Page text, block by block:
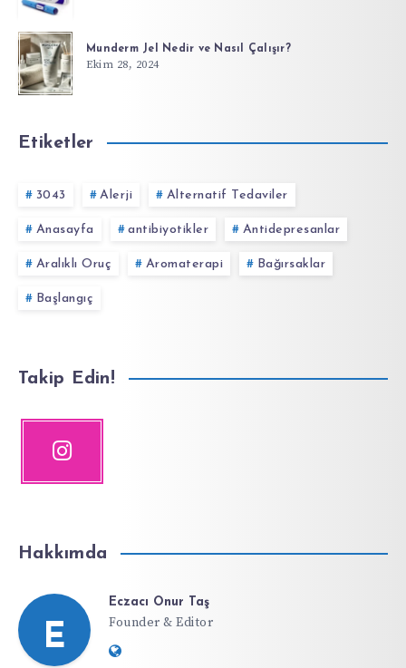
Munderm Jel Nedir ve Nasıl Çalışır?
Ekim 28, 2024
Etiketler
3043 Alerji Alternatif Tedaviler
Anasayfa antibiyotikler Antidepresanlar
Aralıklı Oruç Aromaterapi Bağırsaklar
Başlangıç
Takip Edin!
Hakkımda
E
Eczacı Onur Taş
Founder & Editor
Website: